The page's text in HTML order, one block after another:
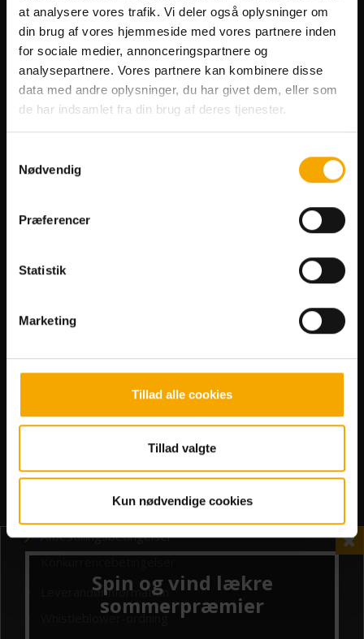
at analysere vores trafik. Vi deler også oplysninger om
din brug af vores hjemmeside med vores partnere inden
for sociale medier, annonceringspartnere og
analysepartnere. Vores partnere kan kombinere disse
data med andre oplysninger, du har givet dem, eller som
de har indsamlet fra din brug af deres tjenester.
Nødvendig
Præferencer
Statistik
Marketing
Tillad alle cookies
Tillad valgte
Kun nødvendige cookies
Planlæg dit besøg
Spis Gratis
Handicapfaciliteter
Genkøbsrabat
Allergiliste
Bowl'n'Fun
Abonnementsbetingelser
Afbestillingsbetingelser
Leverandørinformation
Whistleblower-ordning
bowlnfunthisted
@bowlnfun.thisted
@bowlnfun.thisted
LinkedIn